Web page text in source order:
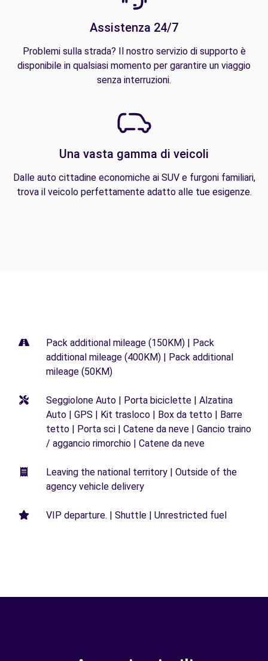
Assistenza 24/7
Problemi sulla strada? Il nostro servizio di supporto è
disponibile in qualsiasi momento per garantire un viaggio
senza interruzioni.
Una vasta gamma di veicoli
Dalle auto cittadine economiche ai SUV e furgoni familiari,
trova il veicolo perfettamente adatto alle tue esigenze.
Pack additional mileage (150KM) | Pack
additional mileage (400KM) | Pack additional
mileage (50KM)
Seggiolone Auto | Porta biciclette | Alzatina
Auto | GPS | Kit trasloco | Box da tetto | Barre
tetto | Porta sci | Catene da neve | Gancio traino
/ aggancio rimorchio | Catene da neve
Leaving the national territory | Outside of the
agency vehicle delivery
VIP departure. | Shuttle | Unrestricted fuel